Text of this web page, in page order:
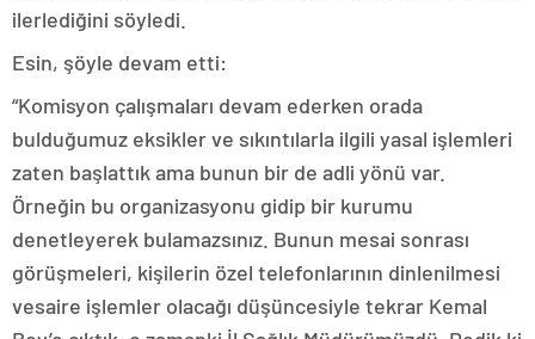
ilerlediğini söyledi.
Esin, şöyle devam etti:
“Komisyon çalışmaları devam ederken orada
bulduğumuz eksikler ve sıkıntılarla ilgili yasal işlemleri
zaten başlattık ama bunun bir de adli yönü var.
Örneğin bu organizasyonu gidip bir kurumu
denetleyerek bulamazsınız. Bunun mesai sonrası
görüşmeleri, kişilerin özel telefonlarının dinlenilmesi
vesaire işlemler olacağı düşüncesiyle tekrar Kemal